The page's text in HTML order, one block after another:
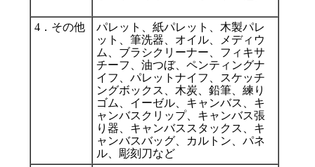
4．その他
パレット、紙パレット、木製パレ
ット、筆洗器、オイル、メディウ
ム、ブラシクリーナー、フィキサ
チーフ、油つぼ、ペンティングナ
イフ、パレットナイフ、スケッチ
ングボックス、木炭、鉛筆、練り
ゴム、イーゼル、キャンバス、キ
ャンバスクリップ、キャンバス張
り器、キャンバススタックス、キ
ャンバスバッグ、カルトン、パネ
ル、彫刻刀など